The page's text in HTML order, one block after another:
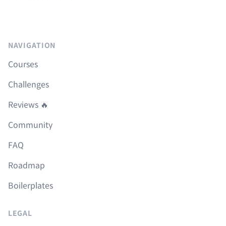
NAVIGATION
Courses
Challenges
Reviews 🔥
Community
FAQ
Roadmap
Boilerplates
LEGAL